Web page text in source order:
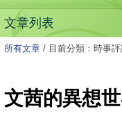
文章列表
所有文章 / 目前分類：時事
文茜的異想